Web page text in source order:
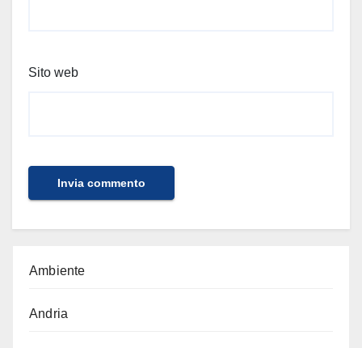
Sito web
Ambiente
Andria